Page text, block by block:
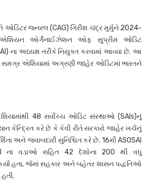
ઓડિટર જનરલ (CAG) ગિરીશ ચંદ્ર મુર્મુને 2024-
એશિયન ઓર્ગેનાઈઝેશન ઓફ સુપ્રીમ ઓડિટ
ના અધ્યક્ષ તરીકે નિયુક્ત કરવામાં આવ્યા છે. આ
સમગ્ર એશિયામાં અગ્રણી જાહેર ઓડિટમાં ભારતને
48 સર્વોચ્ચ ઓડિટ સંસ્થાઓ (SAIs)નું
કેન્દ્રિત કરે છે કે કેવી રીતે સરકારો જાહેર ખર્ચનું
અને જવાબદારી સુનિશ્ચિત કરે છે. 16મી ASOSAI
વડાઓ સહિત 42 દેશોના 200 થી વધુ
હતા, જેમાં સહકાર અને બહેતર શાસન પદ્ધતિઓ